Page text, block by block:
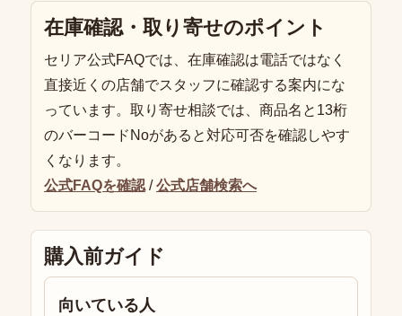
在庫確認・取り寄せのポイント
セリア公式FAQでは、在庫確認は電話ではなく
直接近くの店舗でスタッフに確認する案内にな
っています。取り寄せ相談では、商品名と13桁
のバーコードNoがあると対応可否を確認しやす
くなります。
公式FAQを確認 /公式店舗検索へ
購入前ガイド
向いている人